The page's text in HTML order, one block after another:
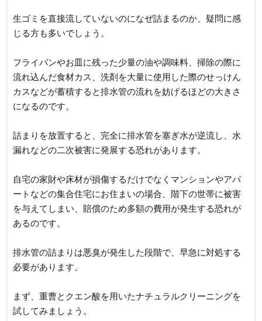
生ゴミを直接流していないのになぜ詰まるのか、疑問に感
じる方も多いでしょう。
フライパンやお皿に残った少量の油や調味料、掃除の際に
流れ込んだ食材カス、洗剤を大量に使用した際のせっけん
カスなどが蓄積すると排水管の流れを妨げるほどの大きさ
になるのです。
詰まりを放置すると、完全に排水管を塞ぎ水が逆流し、水
漏れなどの二次被害に発展する恐れがあります。
自宅の家財や床材が損傷するだけでなくマンションやアパ
ートなどの集合住宅にお住まいの場合、階下の世帯に被害
を与えてしまい、賠償のため多額の費用が発生する恐れが
あるのです。
排水管の詰まりは悪臭が発生した段階で、早急に対処する
必要があります。
まず、重曹とクエン酸を用いたナチュラルクリーニングを
試してみましょう。